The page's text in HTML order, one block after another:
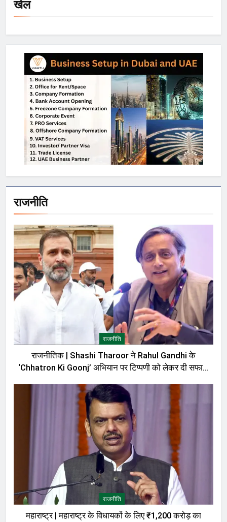
खेल
राजनीति
राजनीति
राजनीतिक | Shashi Tharoor ने Rahul Gandhi के
‘Chhatron Ki Goonj’ अभियान पर टिप्पणी को लेकर दी सफाई,
राजनीति
महाराष्ट्र | महाराष्ट्र के विधायकों के लिए ₹1,200 करोड़ का